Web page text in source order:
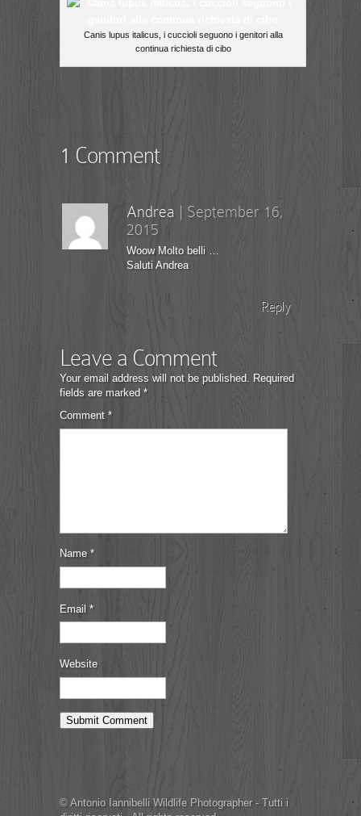
Canis lupus italicus, i cuccioli seguono i genitori alla
continua richiesta di cibo
1 Comment
Andrea
September 16,
2015
Woow Molto belli …
Saluti Andrea
Reply
Leave a Comment
Your email address will not be published. Required
fields are marked *
Comment *
Name *
Email *
Website
© Antonio Iannibelli Wildlife Photographer - Tutti i